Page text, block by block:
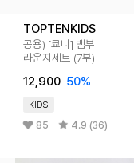
TOPTENKIDS
공용) [쿄니] 뱀부
라운지세트 (7부)
12,900 50%
KIDS
85 4.9 (36)